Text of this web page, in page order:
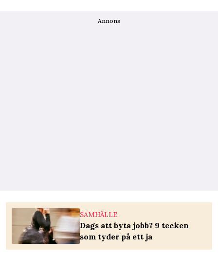
Annons
SAMHÄLLE
Dags att byta jobb? 9 tecken
som tyder på ett ja